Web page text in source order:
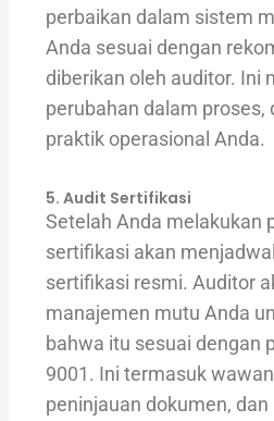
perbaikan dalam sistem
Anda sesuai dengan
diberikan oleh auditor. Ini
perubahan dalam proses,
praktik operasional Anda.
5. Audit Sertifikasi
Setelah Anda melakukan
sertifikasi akan
sertifikasi resmi. Auditor
manajemen mutu Anda
bahwa itu sesuai dengan
9001. Ini termasuk
peninjauan dokumen,